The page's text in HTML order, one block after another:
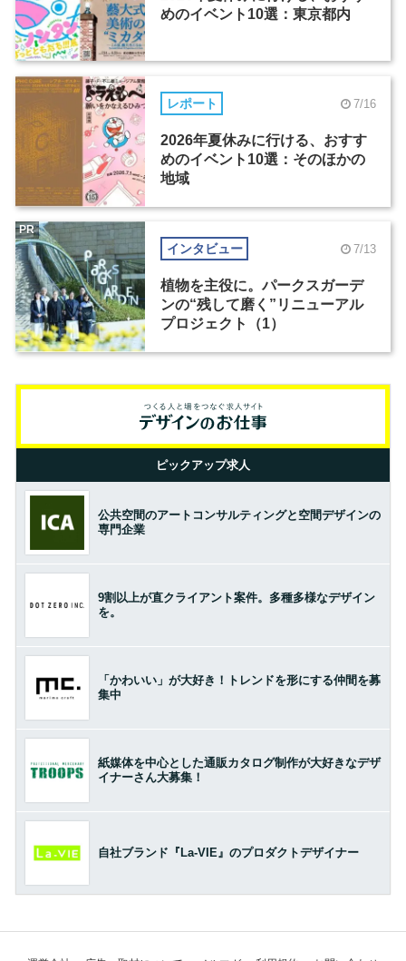
めのイベント10選：東京都内
レポート 7/16
2026年夏休みに行ける、おすす
めのイベント10選：そのほかの
地域
インタビュー 7/13
植物を主役に。パークスガーデ
ンの“残して磨く”リニューアル
プロジェクト（1）
PR
ピックアップ求人
公共空間のアートコンサルティングと空間デザインの
専門企業
9割以上が直クライアント案件。多種多様なデザイン
を。
「かわいい」が大好き！トレンドを形にする仲間を募
集中
紙媒体を中心とした通販カタログ制作が大好きなデザ
イナーさん大募集！
自社ブランド『La-VIE』のプロダクトデザイナー